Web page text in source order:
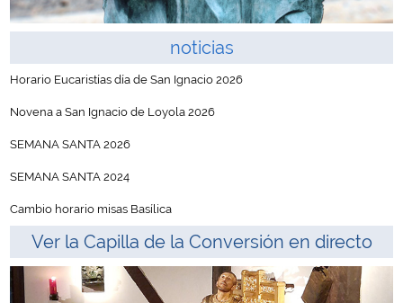
noticias
Horario Eucaristías día de San Ignacio 2026
Novena a San Ignacio de Loyola 2026
SEMANA SANTA 2026
SEMANA SANTA 2024
Cambio horario misas Basílica
Ver la Capilla de la Conversión en directo